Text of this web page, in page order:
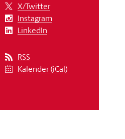
X/Twitter
Instagram
LinkedIn
RSS
Kalender (iCal)